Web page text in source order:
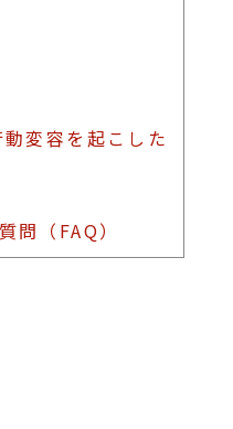
変容を起こした
問（FAQ）